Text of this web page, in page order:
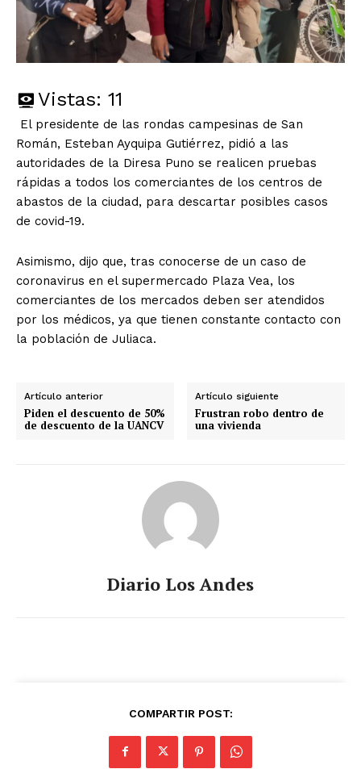
Vistas: 11
El presidente de las rondas campesinas de San
Román, Esteban Ayquipa Gutiérrez, pidió a las
autoridades de la Diresa Puno se realicen pruebas
rápidas a todos los comerciantes de los centros de
abastos de la ciudad, para descartar posibles casos
de covid-19.
Asimismo, dijo que, tras conocerse de un caso de
coronavirus en el supermercado Plaza Vea, los
comerciantes de los mercados deben ser atendidos
por los médicos, ya que tienen constante contacto con
la población de Juliaca.
Artículo anterior
Piden el descuento de 50%
de descuento de la UANCV
Artículo siguiente
Frustran robo dentro de
una vivienda
Diario Los Andes
COMPARTIR POST: